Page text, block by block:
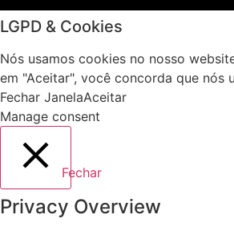
LGPD & Cookies
Nós usamos cookies no nosso
em "Aceitar", você concorda que nós
Fechar JanelaAceitar
Manage consent
Fechar
Privacy Overview